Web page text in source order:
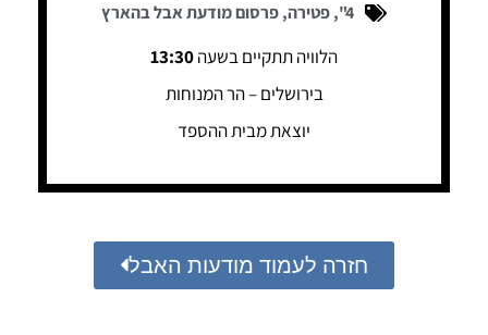
4"
,פטירה,פרסום מודעת אבל בהארץ
הלוויה תתקיים בשעה13:30
בירושלים – הר המנוחות
יוצאת מבית ההספד
חזרה לעמוד מודעות האבל